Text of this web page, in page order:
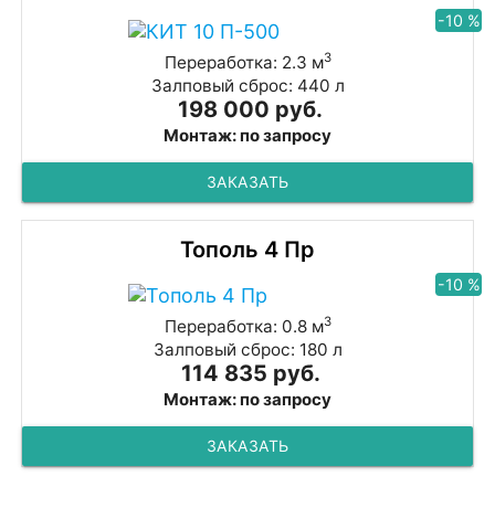
-10 %
Переработка: 2.3 м3
Залповый сброс: 440 л
198 000 руб.
Монтаж: по запросу
ЗАКАЗАТЬ
Тополь 4 Пр
-10 %
Переработка: 0.8 м3
Залповый сброс: 180 л
114 835 руб.
Монтаж: по запросу
ЗАКАЗАТЬ